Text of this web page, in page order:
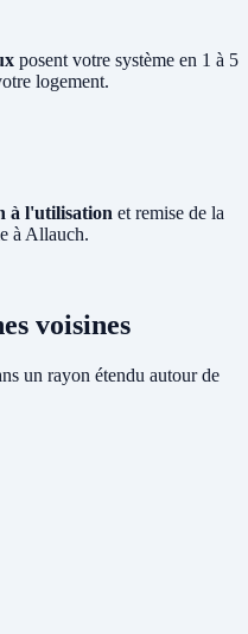
posent votre système en 1 à 5
logement.
à l'utilisation et remise de la
à Allauch.
voisines
un rayon étendu autour de